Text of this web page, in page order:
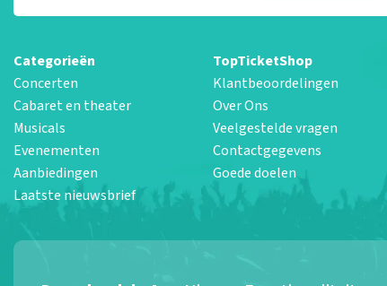
Categorieën
Concerten
Cabaret en theater
Musicals
Evenementen
Aanbiedingen
Laatste nieuwsbrief
TopTicketShop
Klantbeoordelingen
Over Ons
Veelgestelde vragen
Contactgegevens
Goede doelen